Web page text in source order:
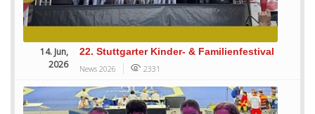
14. Jun,
2026
22. Stuttgarter Kinder- & Familienfestival
News 2026 2331